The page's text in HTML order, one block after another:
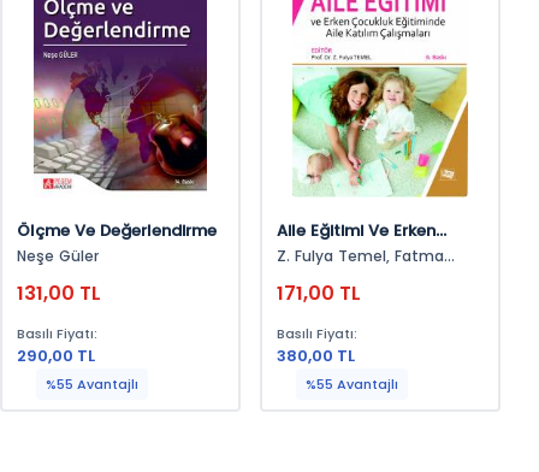
Ölçme Ve Değerlendirme
Neşe Güler
131,00 TL
Basılı Fiyatı:
290,00 TL
%55 Avantajlı
Aile Eğitimi Ve Erken
Çocukluk Eğitiminde Aile
Z. Fulya Temel, Fatma
Özgün, Ozana Ural,
Aksoy, Ege Akgün, Elif Y.
Üstün, Gelengül Haktanır,
Hülya Kartal, N. Semra
171,00 TL
Basılı Fiyatı:
380,00 TL
%55 Avantajlı